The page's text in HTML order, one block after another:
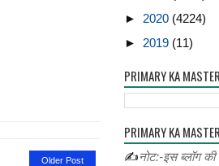
Older Post
► 2020 (4224)
► 2019 (11)
PRIMARY KA
PRIMARY KA
✍नोट:-इस ब्लॉग